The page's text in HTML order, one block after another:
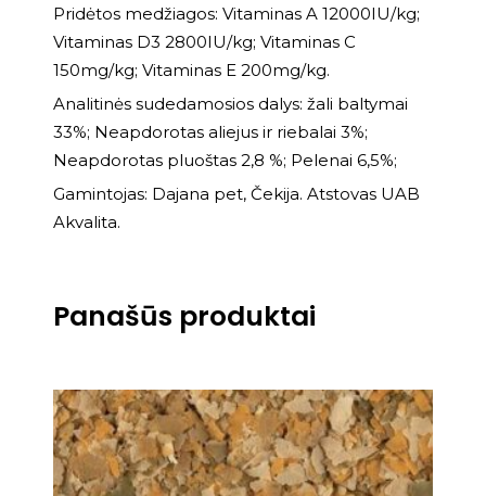
Pridėtos medžiagos: Vitaminas A 12000IU/kg;
Vitaminas D3 2800IU/kg; Vitaminas C
150mg/kg; Vitaminas E 200mg/kg.
Analitinės sudedamosios dalys: žali baltymai
33%; Neapdorotas aliejus ir riebalai 3%;
Neapdorotas pluoštas 2,8 %; Pelenai 6,5%;
Gamintojas: Dajana pet, Čekija. Atstovas UAB
Akvalita.
Panašūs produktai